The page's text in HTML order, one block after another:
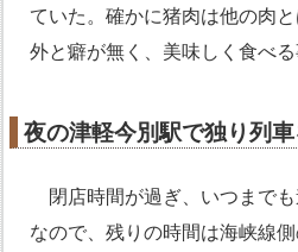
ていた。確かに猪肉は他の肉
外と癖が無く、美味しく食べる
夜の津軽今別駅で独り列
閉店時間が過ぎ、いつまで
なので、残りの時間は海峡線